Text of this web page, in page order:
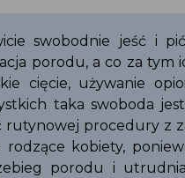
swobodnie jeść i
porodu, a co za tym
cięcie, używanie
taka swoboda
rutynowej procedury z
rodzące kobiety,
porodu i